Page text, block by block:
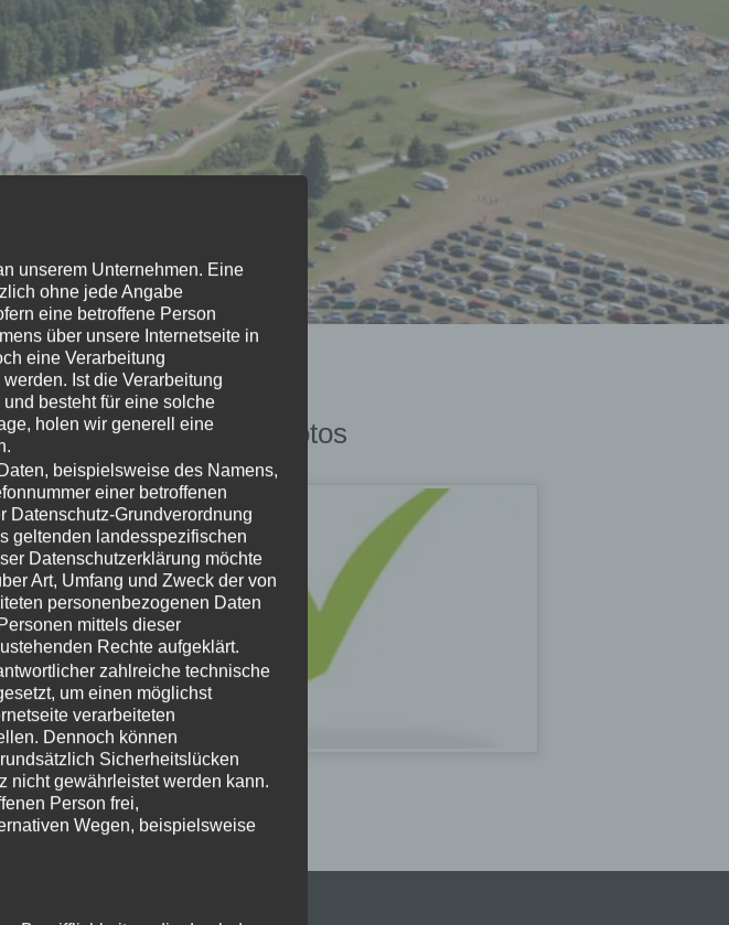
/
Fotos /
Press photos
unserem Unternehmen. Eine
ohne jede Angabe
eine betroffene Person
über unsere Internetseite in
eine Verarbeitung
Ist die Verarbeitung
besteht für eine solche
holen wir generell eine
beispielsweise des Namens,
einer betroffenen
Datenschutz-Grundverordnung
geltenden landesspezifischen
Datenschutzerklärung möchte
Art, Umfang und Zweck der von
personenbezogenen Daten
mittels dieser
Rechte aufgeklärt.
zahlreiche technische
um einen möglichst
verarbeiteten
Dennoch können
Sicherheitslücken
nicht gewährleistet werden kann.
Person frei,
Wegen, beispielsweise